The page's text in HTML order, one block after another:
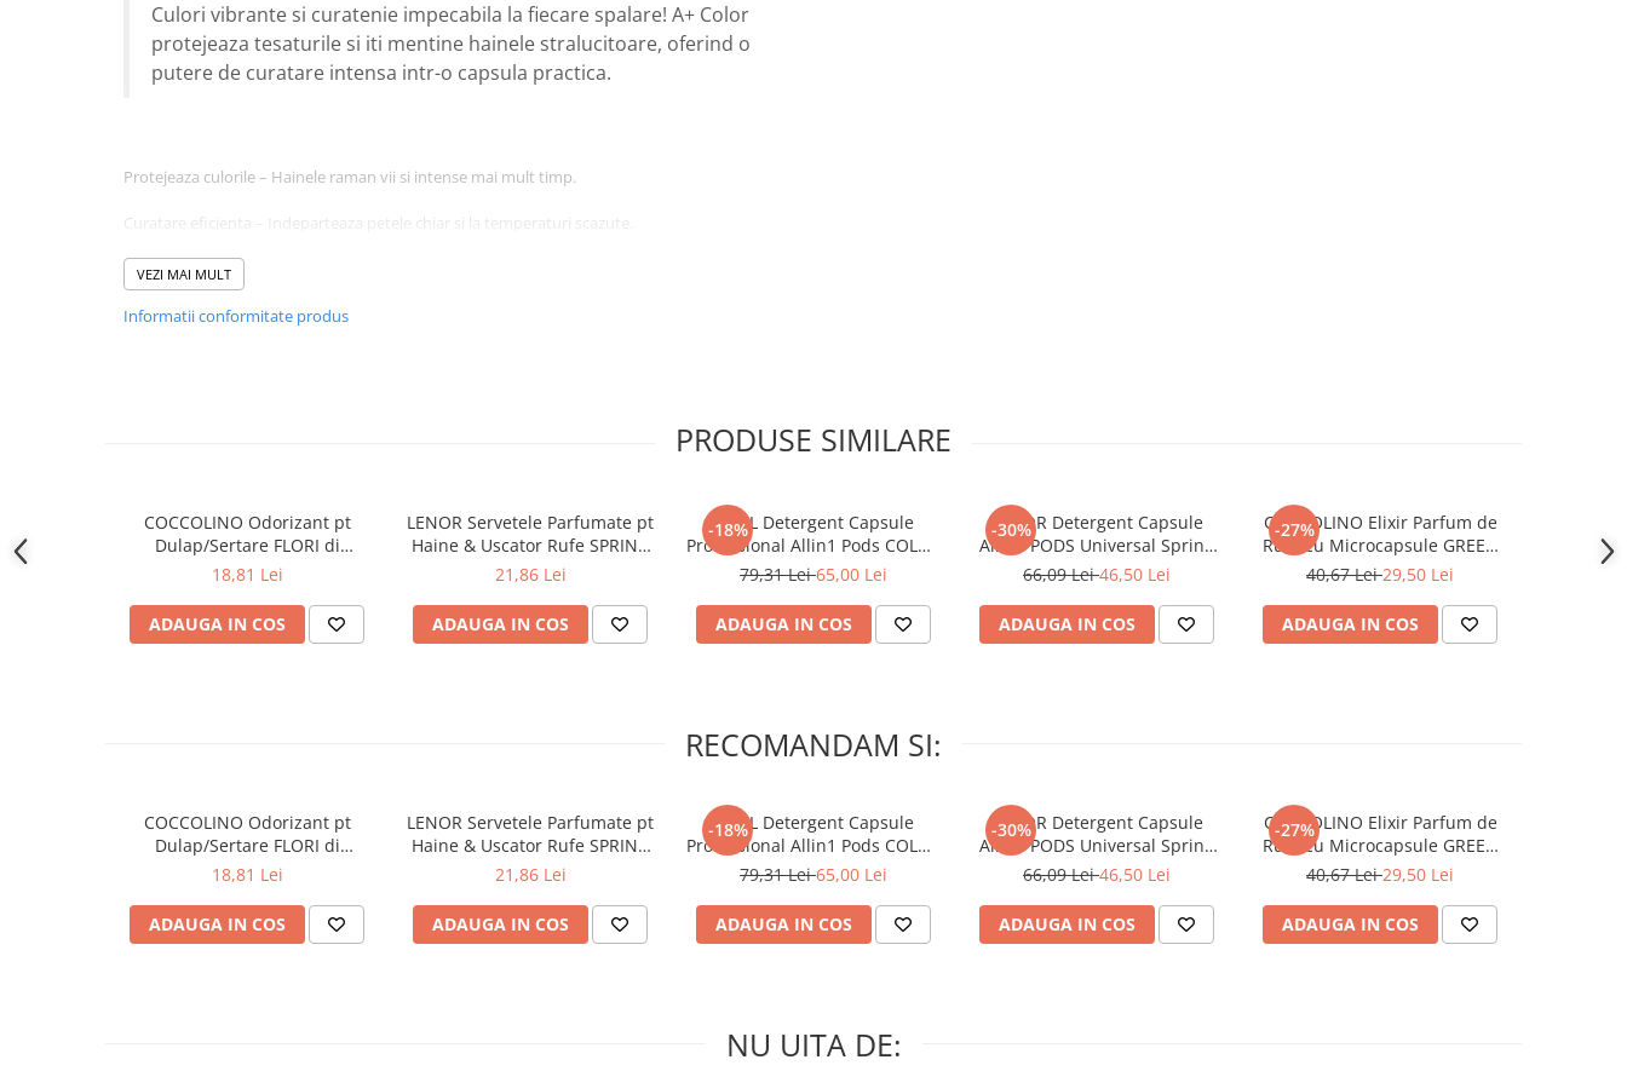
Combaterea Insectelor
Diverse produse de uz casnic
Servetele Umede Multisuprfete
Ingrijire Personala
Igiena orala
Ingrijire intima
Produse pentru ras
Masca & Gel de par
Servetele Umede & Uscate
Culori vibrante si curatenie impecabila la fiecare spalare! A+ Color
protejeaza tesaturile si iti mentine hainele stralucitoare, oferind o
putere de curatare intensa intr-o capsula practica.
Protejeaza culorile – Hainele raman vii si intense mai mult timp.
Curatare eficienta – Indeparteaza petele chiar si la temperaturi scazute.
Parfum proaspat si de lunga durata – Improspateaza fiecare fibra.
Dozaj usor & fara risipa – O capsula, o spalare perfecta!
VEZI MAI MULT
Informatii conformitate produs
PRODUSE SIMILARE
COCCOLINO Odorizant pt
Dulap/Sertare FLORI di
PRIMAVERA 3 buc
18,81 Lei
ADAUGA IN COS
LENOR Servetele Parfumate pt
Haine & Uscator Rufe SPRING
AWAKENING 34 buc
21,86 Lei
ADAUGA IN COS
-18%
ARIEL Detergent Capsule
Professional Allin1 Pods COLOR
60 buc
79,31 Lei65,00 Lei
ADAUGA IN COS
-30%
LENOR Detergent Capsule
Allin1 PODS Universal Spring
Awakening 38 buc
66,09 Lei46,50 Lei
ADAUGA IN COS
-27%
COCCOLINO Elixir Parfum de
Rufe cu Microcapsule GREEN
SPA 342 ml
40,67 Lei29,50 Lei
ADAUGA IN COS
RECOMANDAM SI:
COCCOLINO Odorizant pt
Dulap/Sertare FLORI di
PRIMAVERA 3 buc
18,81 Lei
ADAUGA IN COS
LENOR Servetele Parfumate pt
Haine & Uscator Rufe SPRING
AWAKENING 34 buc
21,86 Lei
ADAUGA IN COS
-18%
ARIEL Detergent Capsule
Professional Allin1 Pods COLOR
60 buc
79,31 Lei65,00 Lei
ADAUGA IN COS
-30%
LENOR Detergent Capsule
Allin1 PODS Universal Spring
Awakening 38 buc
66,09 Lei46,50 Lei
ADAUGA IN COS
-27%
COCCOLINO Elixir Parfum de
Rufe cu Microcapsule GREEN
SPA 342 ml
40,67 Lei29,50 Lei
ADAUGA IN COS
NU UITA DE: